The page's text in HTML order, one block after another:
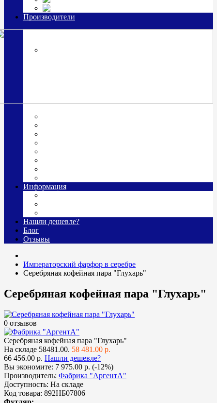
Производители
Информация
Нашли дешевле?
Блог
Отзывы
Императорский фарфор в серебре
Серебряная кофейная пара "Глухарь"
Серебряная кофейная пара "Глухарь"
0 отзывов
Серебряная кофейная пара "Глухарь"
На складе 58481.00. 58 481.00 р.
66 456.00 р. Нашли дешевле?
Вы экономите: 7 975.00 р. (-12%)
Производитель: Фабрика "АргентА"
Доступность: На складе
Код товара: 892НБ07806